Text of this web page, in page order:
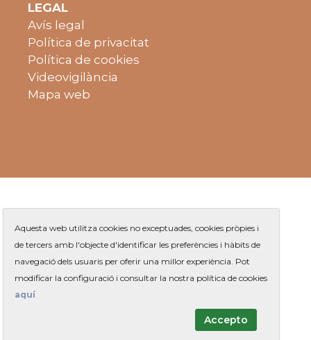
LEGAL
Avís legal
Política de privacitat
Política de cookies
Videovigilància
Mapa web
Plaça de Jaume Balmes s/n
Aquesta web utilitza cookies no exceptuades, cookies pròpies i
de tercers amb l'objecte d'identificar les preferències i hàbits de
navegació dels usuaris per oferir una millor experiència. Pot
modificar la configuració i consultar la nostra política de cookies
aquí
Accepto